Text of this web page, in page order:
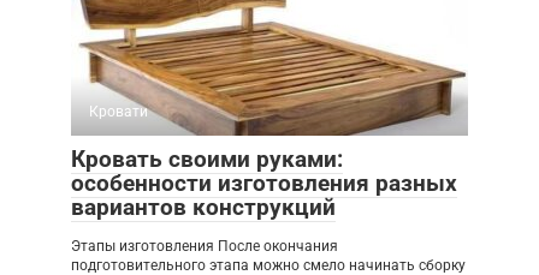
Кровати
Кровать своими руками:
особенности изготовления разных
вариантов конструкций
Этапы изготовления После окончания
подготовительного этапа можно смело начинать сборку